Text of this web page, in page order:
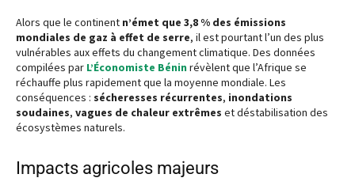
Alors que le continent n’émet que 3,8 % des émissions
mondiales de gaz à effet de serre, il est pourtant l’un des plus
vulnérables aux effets du changement climatique. Des données
compilées par L’Économiste Bénin révèlent que l’Afrique se
réchauffe plus rapidement que la moyenne mondiale. Les
conséquences : sécheresses récurrentes, inondations
soudaines, vagues de chaleur extrêmes et déstabilisation des
écosystèmes naturels.
Impacts agricoles majeurs